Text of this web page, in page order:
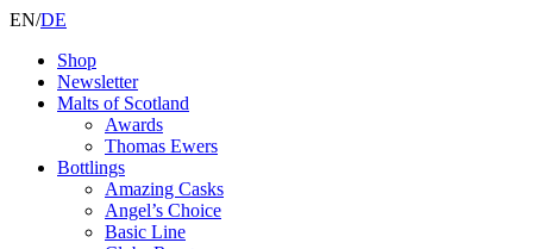
EN/DE
Shop
Newsletter
Malts of Scotland
Awards
Thomas Ewers
Bottlings
Amazing Casks
Angel’s Choice
Basic Line